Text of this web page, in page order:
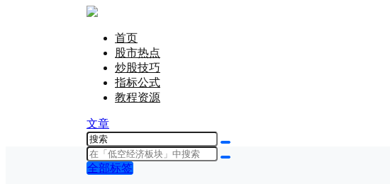
首页
股市热点
炒股技巧
指标公式
教程资源
文章
全部标签